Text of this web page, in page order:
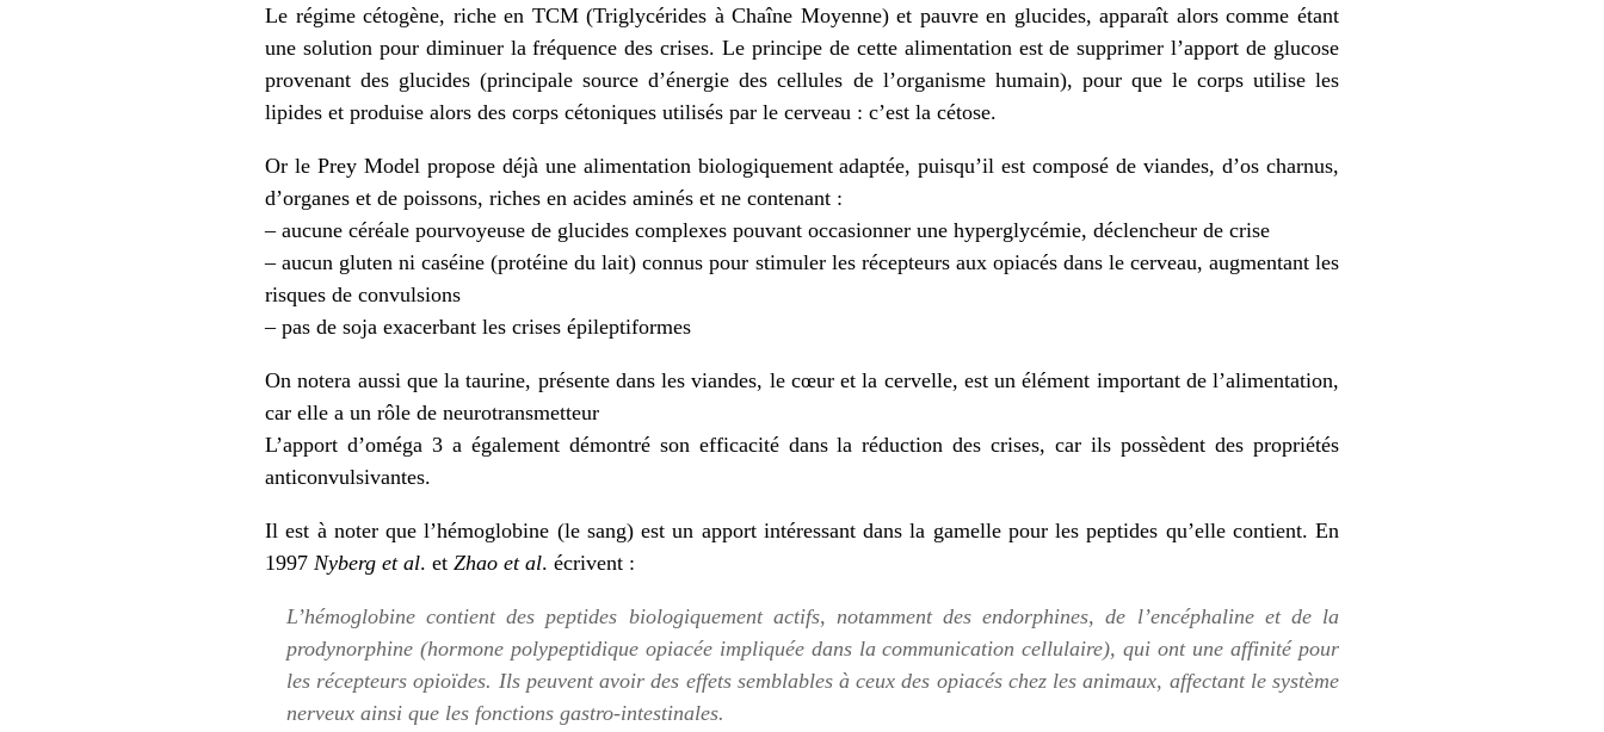
Le régime cétogène, riche en TCM(Triglycérides à Chaîne Moyenne) et pauvre en glucides, apparaît alors comme étant
une solution pour diminuer la fréquence des crises. Le principe de cette alimentation est de supprimer l’apport de glucose
provenant des glucides (principale source d’énergie des cellules de l’organisme humain), pour que le corps utilise les
lipides et produise alors des corps cétoniques utilisés par le cerveau : c’est la cétose.
Or le Prey Model propose déjà une alimentation biologiquement adaptée, puisqu’il est composé de viandes, d’os charnus,
d’organes et de poissons, riches en acides aminés et ne contenant :
– aucune céréale pourvoyeuse de glucides complexes pouvant occasionner une hyperglycémie, déclencheur de crise
– aucun gluten nicaséine (protéine du lait) connus pour stimuler les récepteurs aux opiacés dans le cerveau, augmentant les
risques de convulsions
– pas de soja exacerbant les crises épileptiformes
On notera aussi que lataurine, présente dans les viandes, le cœur et la cervelle, est un élément important de l’alimentation,
car elle a un rôle de neurotransmetteur
L’apport d’oméga 3 a également démontré son efficacité dans la réduction des crises, car ils possèdent des propriétés
anticonvulsivantes.
Il est à noter que l’hémoglobine (le sang) est un apport intéressant dans la gamelle pour les peptides qu’elle contient. En
1997 Nyberg et al. et Zhao et al. écrivent :
L’hémoglobine contient des peptides biologiquement actifs, notamment des endorphines, de l’encéphaline et de la
prodynorphine (hormone polypeptidique opiacée impliquée dans la communication cellulaire), qui ont une affinité pour
les récepteurs opioïdes. Ils peuvent avoir des effets semblables à ceux des opiacés chez les animaux, affectant le système
nerveux ainsi que les fonctions gastro-intestinales.